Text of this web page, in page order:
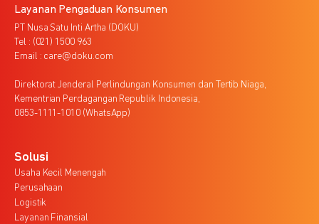
Layanan Pengaduan Konsumen
PT Nusa Satu Inti Artha (DOKU)
Tel : (021) 1500 963
Email : care@doku.com
Direktorat Jenderal Perlindungan Konsumen dan Tertib Niaga,
Kementrian Perdagangan Republik Indonesia,
0853-1111-1010 (WhatsApp)
Solusi
Usaha Kecil Menengah
Perusahaan
Logistik
Layanan Finansial